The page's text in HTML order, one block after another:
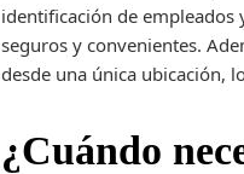
identificación de
seguros y convenientes.
desde una única ubicación,
¿Cuándo